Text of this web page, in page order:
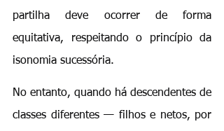
partilha deve ocorrer de forma
equitativa, respeitando o princípio da
isonomia sucessória.
No entanto, quando há descendentes de
classes diferentes — filhos e netos, por